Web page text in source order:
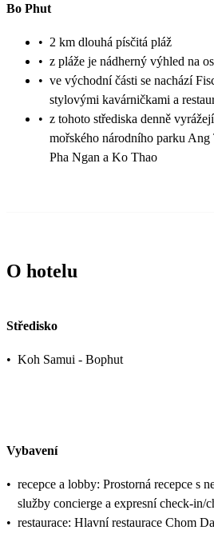
Bo Phut
• 2 km dlouhá písčitá pláž
• z pláže je nádherný výhled na
• ve východní části se nachází
stylovými kavárničkami a
• z tohoto střediska denně
mořského národního parku
Pha Ngan a Ko Thao
O hotelu
Středisko
• Koh Samui - Bophut
Vybavení
• recepce a lobby: Prostorná recepce s
služby concierge a expresní check-in/
• restaurace: Hlavní restaurace Chom